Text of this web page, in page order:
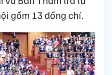
gồm 13 đồng chí.